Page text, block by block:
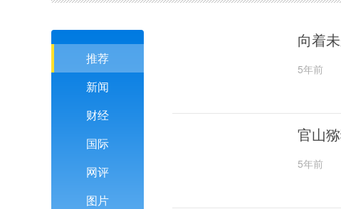
推荐
新闻
财经
国际
网评
图片
向着
5年前
官山
5年前